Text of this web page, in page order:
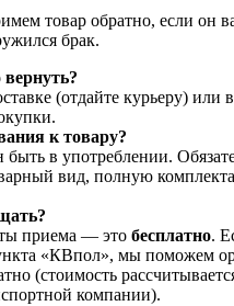
товар обратно, если он
брак.
(отдайте курьеру) или
к товару?
в употреблении.
вид, полную
приема — это бесплатно.
«КВпол», мы поможем
(стоимость
компании).